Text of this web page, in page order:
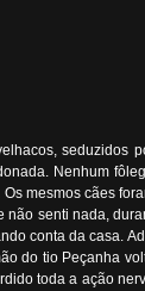
seduzidos
Nenhum
mesmos cães
senti nada,
conta da casa.
do tio Peçanha
toda a ação